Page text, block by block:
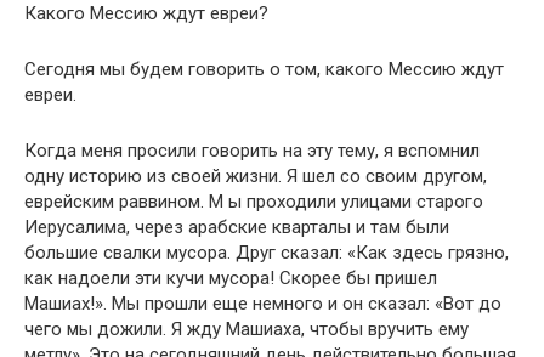
Какого Мессию ждут евреи?
Сегодня мы будем говорить о том, какого Мессию ждут
евреи.
Когда меня просили говорить на эту тему, я вспомнил
одну историю из своей жизни. Я шел со своим другом,
еврейским раввином. М ы проходили улицами старого
Иерусалима, через арабские кварталы и там были
большие свалки мусора. Друг сказал: «Как здесь грязно,
как надоели эти кучи мусора! Скорее бы пришел
Машиах!». Мы прошли еще немного и он сказал: «Вот до
чего мы дожили. Я жду Машиаха, чтобы вручить ему